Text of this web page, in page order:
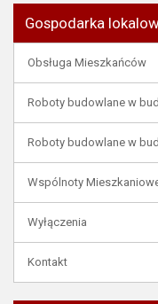
Gospodarka
Obsługa Mieszkańców
Roboty budowlane w
Roboty budowlane w
Wspólnoty
Wyłączenia
Kontakt